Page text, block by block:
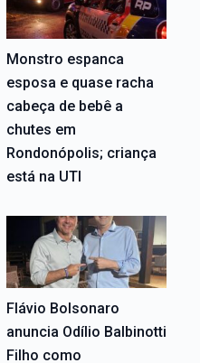
Monstro espanca
esposa e quase racha
cabeça de bebê a
chutes em
Rondonópolis; criança
está na UTI
Flávio Bolsonaro
anuncia Odílio Balbinotti
Filho como